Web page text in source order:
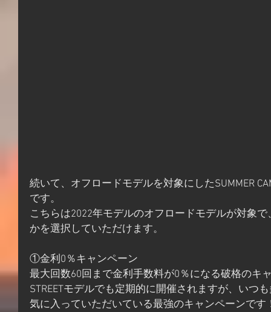
続いて、オフロードモデルを対象にしたSUMMER
です。
こちらは2022年モデルのオフロードモデルが対象
かを選択していただけます。
①金利0％キャンペーン
最大回数60回まで金利手数料が0％になる破格のキ
STREETモデルでも定期的に開催されますが、いつ
気に入っていただいている最強のキャンペーンです